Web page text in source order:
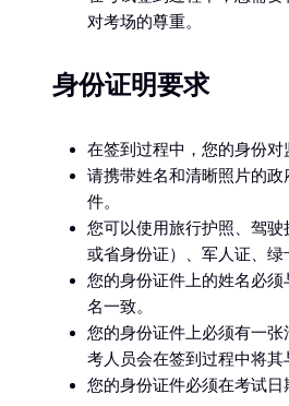
对考场的尊重。
身份证明要求
在签到过程中，您的身份对
请携带姓名和清晰照片的
件。
您可以使用旅行护照、驾
或省身份证）、军人证、绿
您的身份证件上的姓名必
名一致。
您的身份证件上必须有一
考人员会在签到过程中将其
您的身份证件必须在考试日